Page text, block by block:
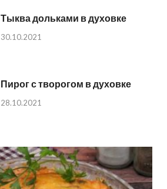
Тыква дольками в духовке
30.10.2021
Пирог с творогом в духовке
28.10.2021